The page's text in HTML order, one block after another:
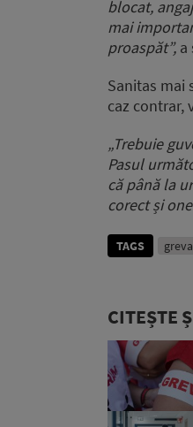
blocat,
mai
proaspăt”, a
Sanitas mai
caz contrar,
„Trebuie
Pasul
că până la
corect și
TAGS greva
CITEȘTE